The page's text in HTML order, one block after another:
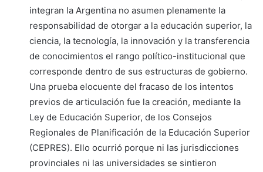
integran la Argentina no asumen plenamente la
responsabilidad de otorgar a la educación superior, la
ciencia, la tecnología, la innovación y la transferencia
de conocimientos el rango político-institucional que
corresponde dentro de sus estructuras de gobierno.
Una prueba elocuente del fracaso de los intentos
previos de articulación fue la creación, mediante la
Ley de Educación Superior, de los Consejos
Regionales de Planificación de la Educación Superior
(CEPRES). Ello ocurrió porque ni las jurisdicciones
provinciales ni las universidades se sintieron